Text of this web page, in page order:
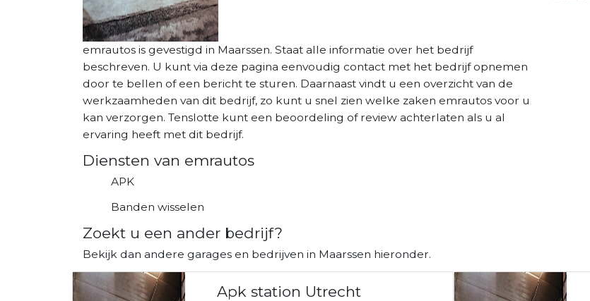
emrautos is gevestigd in Maarssen. Staat alle informatie over het bedrijf
beschreven. U kunt via deze pagina eenvoudig contact met het bedrijf opnemen
door te bellen of een bericht te sturen. Daarnaast vindt u een overzicht van de
werkzaamheden van dit bedrijf, zo kunt u snel zien welke zaken emrautos voor u
kan verzorgen. Tenslotte kunt een beoordeling of review achterlaten als u al
ervaring heeft met dit bedrijf.
Diensten van emrautos
APK
Banden wisselen
Zoekt u een ander bedrijf?
Bekijk dan andere garages en bedrijven in Maarssen hieronder.
Apk station Utrecht